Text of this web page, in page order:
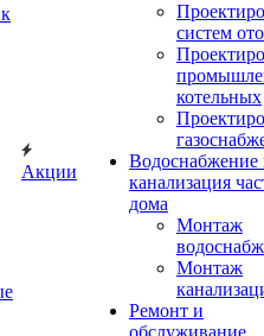
Акции
систем
котельных
Водоснабжение
канализация
дома
Монтаж
Монтаж
Ремонт и
обслуживание